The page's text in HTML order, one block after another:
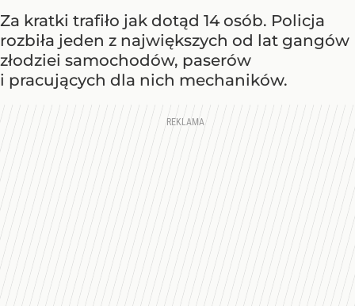
Za kratki trafiło jak dotąd 14 osób. Policja
rozbiła jeden z największych od lat gangów
złodziei samochodów, paserów
i pracujących dla nich mechaników.